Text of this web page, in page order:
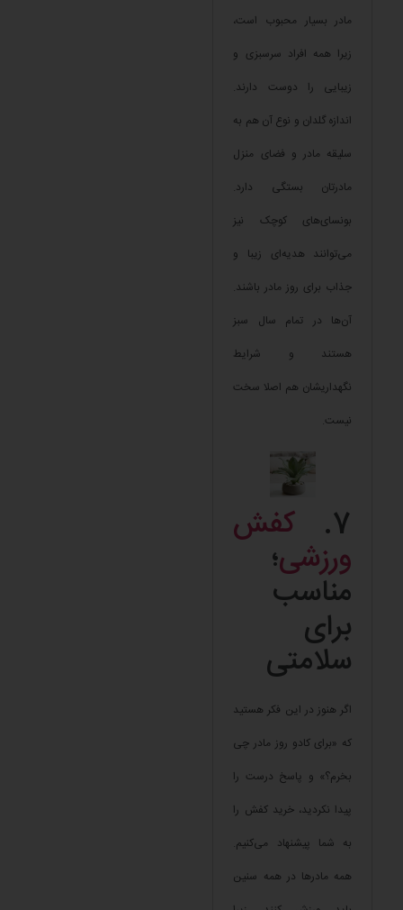
مادر بسیار محبوب است،
زیرا همه افراد سرسبزی و
زیبایی را دوست دارند.
اندازه گلدان و نوع آن هم به
سلیقه مادر و فضای منزل
مادرتان بستگی دارد.
بونسای‌های کوچک نیز
می‌توانند هدیه‌ای زیبا و
جذاب برای روز مادر باشند.
آن‌ها در تمام سال سبز
هستند و شرایط
نگهداریشان هم اصلا سخت
نیست.
7. کفش
ورزشی؛
مناسب
برای
سلامتی
اگر هنوز در این فکر هستید
که «برای کادو روز مادر چی
بخرم؟» و پاسخ درست را
پیدا نکردید، خرید کفش را
به شما پیشنهاد می‌کنیم.
همه مادرها در همه سنین